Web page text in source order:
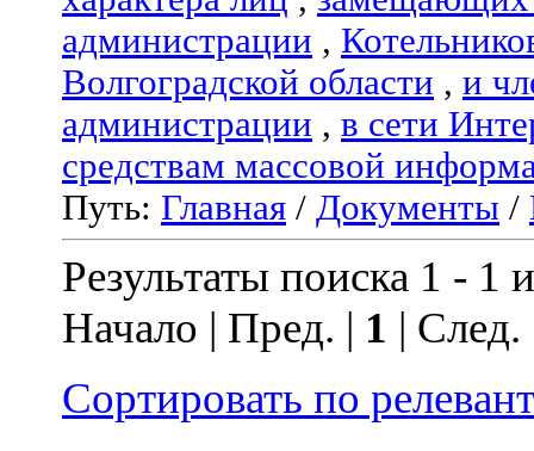
администрации ,
Волгоградской области , и
администрации , в сети
средствам массовой
Путь: Главная / Документы /
Результаты поиска 1 - 1
Начало | Пред. | 1 |
Сортировать по